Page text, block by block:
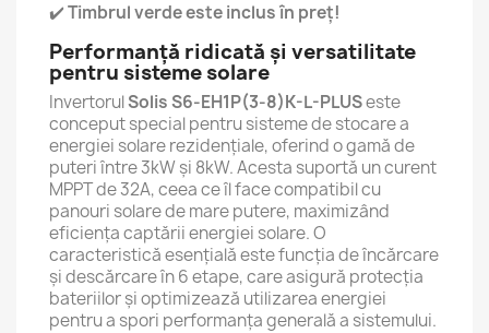
✔️Timbrul verde este inclus în preț!
Performanță ridicată și versatilitate
pentru sisteme solare
InvertorulSolis S6-EH1P(3-8)K-L-PLUSeste
conceput special pentru sisteme de stocare a
energiei solare rezidențiale, oferind o gamă de
puteri între 3kW și 8kW. Acesta suportă un curent
MPPT de 32A, ceea ce îl face compatibil cu
panouri solare de mare putere, maximizând
eficiența captării energiei solare. O
caracteristică esențială este funcția de încărcare
și descărcare în 6 etape, care asigură protecția
bateriilor și optimizează utilizarea energiei
pentru a spori performanța generală a sistemului.